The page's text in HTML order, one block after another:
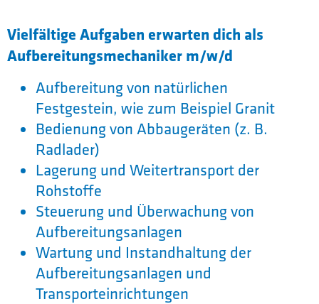
Vielfältige Aufgaben erwarten dich als
Aufbereitungsmechaniker m/w/d
Aufbereitung von natürlichen
Festgestein, wie zum Beispiel Granit
Bedienung von Abbaugeräten (z. B.
Radlader)
Lagerung und Weitertransport der
Rohstoffe
Steuerung und Überwachung von
Aufbereitungsanlagen
Wartung und Instandhaltung der
Aufbereitungsanlagen und
Transporteinrichtungen